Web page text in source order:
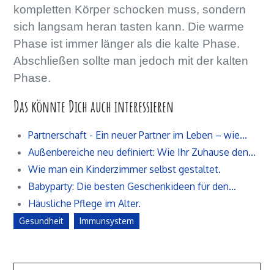
kompletten Körper schocken muss, sondern
sich langsam heran tasten kann. Die warme
Phase ist immer länger als die kalte Phase.
Abschließen sollte man jedoch mit der kalten
Phase.
Das könnte Dich auch interessieren
Partnerschaft - Ein neuer Partner im Leben – wie…
Außenbereiche neu definiert: Wie Ihr Zuhause den…
Wie man ein Kinderzimmer selbst gestaltet.
Babyparty: Die besten Geschenkideen für den…
Häusliche Pflege im Alter.
Gesundheit Immunsystem